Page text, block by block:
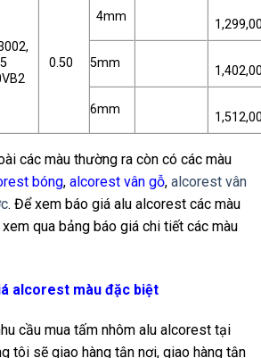
0.50
4mm
5mm
6mm
các màu thường ra còn có các màu
bóng, alcorest vân gỗ, alcorest vân
. Để xem báo giá alu alcorest các màu
qua bảng báo giá chi tiết các màu
alcorest màu đặc biệt
cầu mua tấm nhôm alu alcorest tại
tôi sẽ giao hàng tận nơi, giao hàng tận